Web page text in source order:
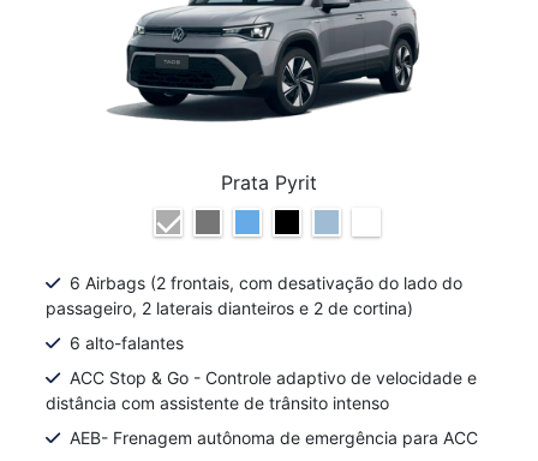
Prata Pyrit
6 Airbags (2 frontais, com desativação do lado do
passageiro, 2 laterais dianteiros e 2 de cortina)
6 alto-falantes
ACC Stop & Go - Controle adaptivo de velocidade e
distância com assistente de trânsito intenso
AEB- Frenagem autônoma de emergência para ACC